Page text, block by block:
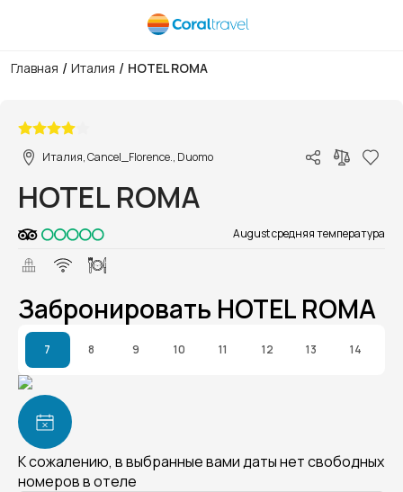
Главная / Италия / HOTEL ROMA
Италия, Cancel_Florence., Duomo
HOTEL ROMA
August средняя температура
Забронировать HOTEL ROMA
7 8 9 10 11 12 13 14
К сожалению, в выбранные вами даты нет свободных
номеров в отеле